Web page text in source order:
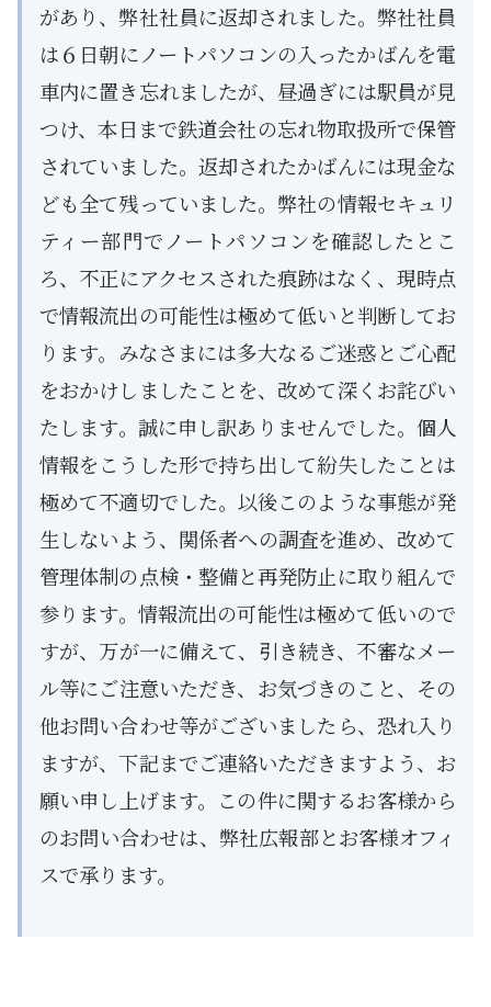
があり、弊社社員に返却されました。弊社社員
は６日朝にノートパソコンの入ったかばんを電
車内に置き忘れましたが、昼過ぎには駅員が見
つけ、本日まで鉄道会社の忘れ物取扱所で保管
されていました。返却されたかばんには現金な
ども全て残っていました。弊社の情報セキュリ
ティー部門でノートパソコンを確認したとこ
ろ、不正にアクセスされた痕跡はなく、現時点
で情報流出の可能性は極めて低いと判断してお
ります。みなさまには多大なるご迷惑とご心配
をおかけしましたことを、改めて深くお詫びい
たします。誠に申し訳ありませんでした。個人
情報をこうした形で持ち出して紛失したことは
極めて不適切でした。以後このような事態が発
生しないよう、関係者への調査を進め、改めて
管理体制の点検・整備と再発防止に取り組んで
参ります。情報流出の可能性は極めて低いので
すが、万が一に備えて、引き続き、不審なメー
ル等にご注意いただき、お気づきのこと、その
他お問い合わせ等がございましたら、恐れ入り
ますが、下記までご連絡いただきますよう、お
願い申し上げます。この件に関するお客様から
のお問い合わせは、弊社広報部とお客様オフィ
スで承ります。